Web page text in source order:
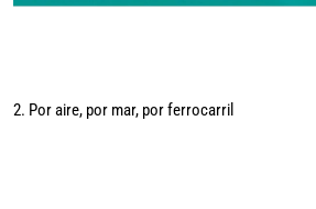
2. Por aire, por mar, por ferrocarril